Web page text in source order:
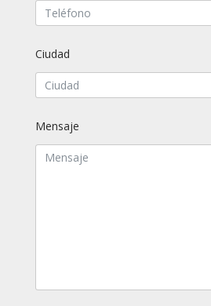
Ciudad
Mensaje